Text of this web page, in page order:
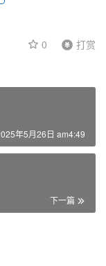
0 打赏
年5月26日 am4:49
下一篇